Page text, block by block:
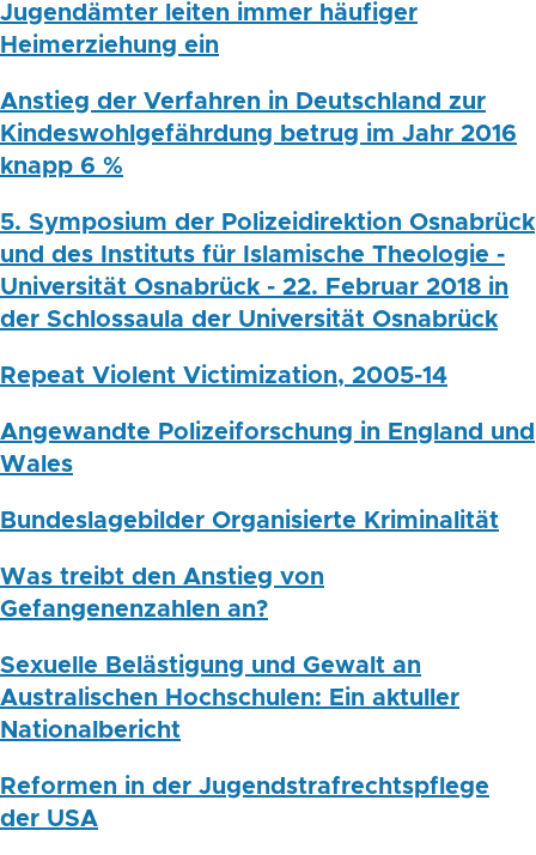
Jugendämter leiten immer häufiger
Heimerziehung ein
Anstieg der Verfahren in Deutschland zur
Kindeswohlgefährdung betrug im Jahr 2016
knapp 6 %
5. Symposium der Polizeidirektion Osnabrück
und des Instituts für Islamische Theologie -
Universität Osnabrück - 22. Februar 2018 in
der Schlossaula der Universität Osnabrück
Repeat Violent Victimization, 2005-14
Angewandte Polizeiforschung in England und
Wales
Bundeslagebilder Organisierte Kriminalität
Was treibt den Anstieg von
Gefangenenzahlen an?
Sexuelle Belästigung und Gewalt an
Australischen Hochschulen: Ein aktuller
Nationalbericht
Reformen in der Jugendstrafrechtspflege
der USA